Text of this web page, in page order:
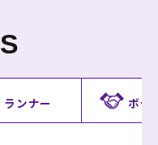
ランナー ボラ